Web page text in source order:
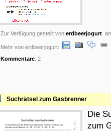
Zur Verfügung gestellt von erdbeerjogurt
Mehr von erdbeerjogurt:
Kommentare: 2
Suchrätsel zum Gasbrenner
Die
zum